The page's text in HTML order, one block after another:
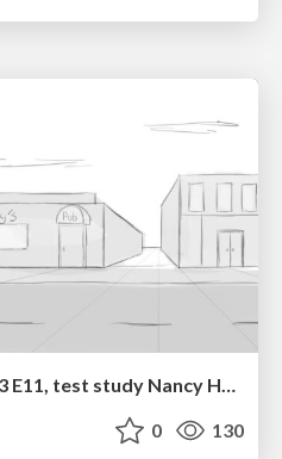
Moral Orel "Sacrifice" S3 E11, test study Nancy Hatoum
0 130